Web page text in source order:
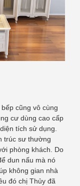
cũng vô cùng
cư dùng cao cấp
tích sử dụng.
trúc sư thường
phòng khách. Do
dun nấu mà nó
không gian nhà
đó chị Thủy đã